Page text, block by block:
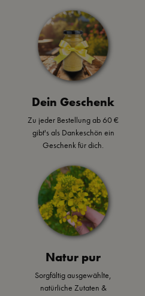
Sauce und belegt
mit blanchiertem
Ei oder frischen
Tomaten...mmmh!
, & leckerer
Burger Sauce.
Dein Geschenk
Zu jeder Bestellung ab 60 €
gibt's als Dankeschön ein
Geschenk für dich.
Natur pur
Sorgfältig ausgewählte,
natürliche Zutaten &